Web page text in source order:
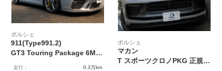
ポルシェ
911(Type991.2)
GT3 Touring Package 6MT 左H OP422 延長保証 PCCB Fリフト レザーインテリア LEDヘッドライト スポクロ
走行： 0.3万km
ポルシェ
マカン
T スポーツクロノPKG 正規ディーラー車 クレヨンカラー パノラマルーフシステム パワーステアリングプラス